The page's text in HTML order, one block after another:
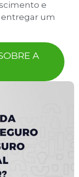
e
entregar um
A